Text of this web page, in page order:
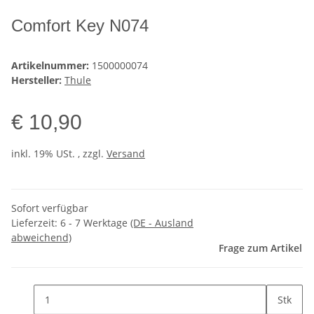
Comfort Key N074
Artikelnummer: 1500000074
Hersteller: Thule
€ 10,90
inkl. 19% USt. , zzgl. Versand
Sofort verfügbar
Lieferzeit: 6 - 7 Werktage (DE - Ausland
abweichend)
Frage zum Artikel
Stk